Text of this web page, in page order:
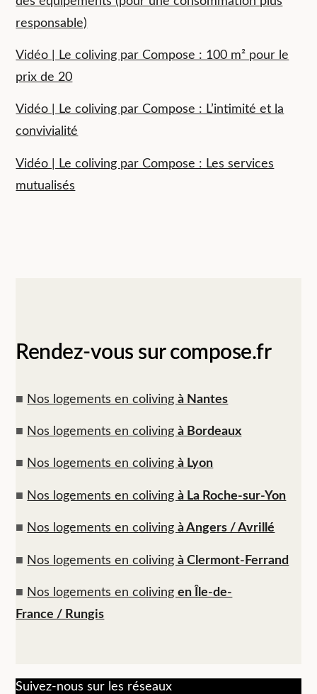
responsable)
Vidéo | Le coliving par Compose : 100 m² pour le
prix de 20
Vidéo | Le coliving par Compose : L’intimité et la
convivialité
Vidéo | Le coliving par Compose : Les services
mutualisés
Rendez-vous sur compose.fr
■ Nos logements en colivingà Nantes
■ Nos logements en colivingà Bordeaux
■ Nos logements en colivingà Lyon
■ Nos logements en colivingà La Roche-sur-Yon
■ Nos logements en colivingà Angers / Avrillé
■ Nos logements en colivingà Clermont-Ferrand
■ Nos logements en colivingen Île-de-
France / Rungis
Suivez-nous sur les réseaux